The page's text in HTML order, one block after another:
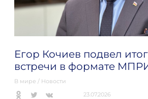
Егор Кочиев подвел
встречи в формате
В мире / Новости
23.07.2026